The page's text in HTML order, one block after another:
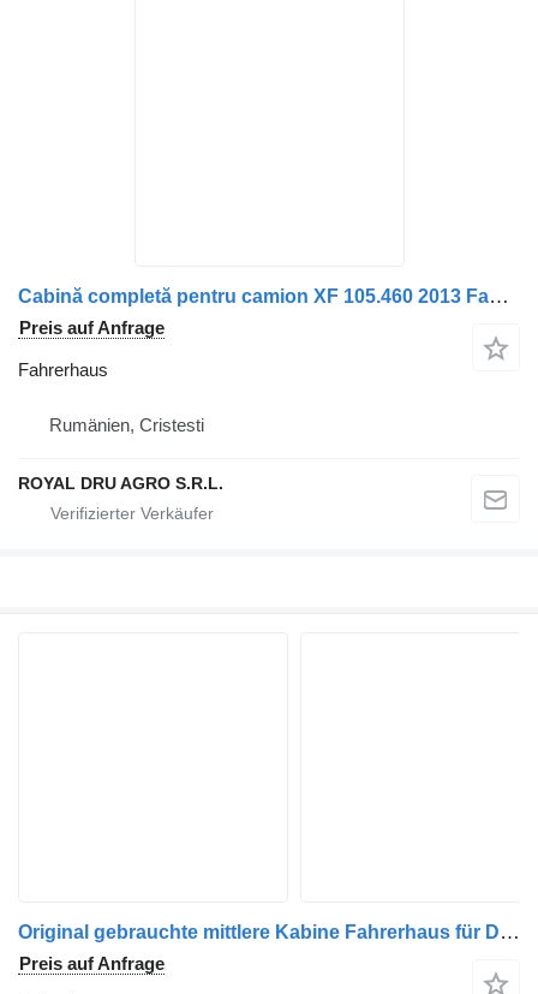
Cabină completă pentru camion XF 105.460 2013 Fahrerhaus für DAF XF 105 460 LKW
Preis auf Anfrage
Fahrerhaus
Rumänien, Cristesti
ROYAL DRU AGRO S.R.L.
Original gebrauchte mittlere Kabine Fahrerhaus für DAF Xf 105 LKW
Preis auf Anfrage